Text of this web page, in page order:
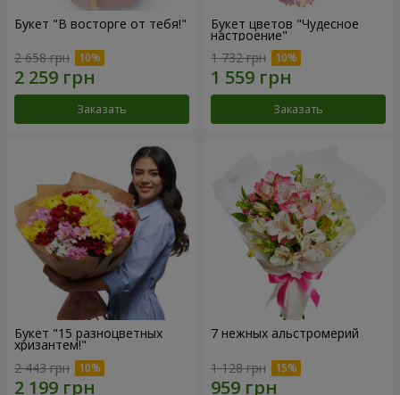
Букет "В восторге от тебя!"
2 658 грн
Заказать
Букет цветов "Чудесное
настроение"
1 732 грн
Заказать
Букет "15 разноцветных
хризантем!"
2 443 грн
7 нежных альстромерий
1 128 грн